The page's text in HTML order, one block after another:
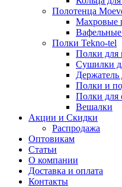
Полотенца
Махровые
Полки Tekno-tel
Полки для
Сушилки
Держатель
Полки и
Полки для
Вешалки
Акции и Скидки
Распродажа
Оптовикам
Статьи
О компании
Доставка и оплата
Контакты